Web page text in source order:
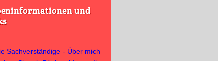
und
Sachverständige - Über mich